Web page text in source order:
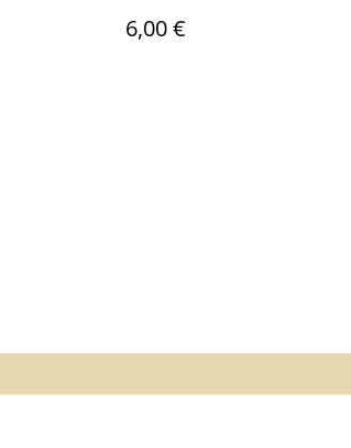
6,00 €